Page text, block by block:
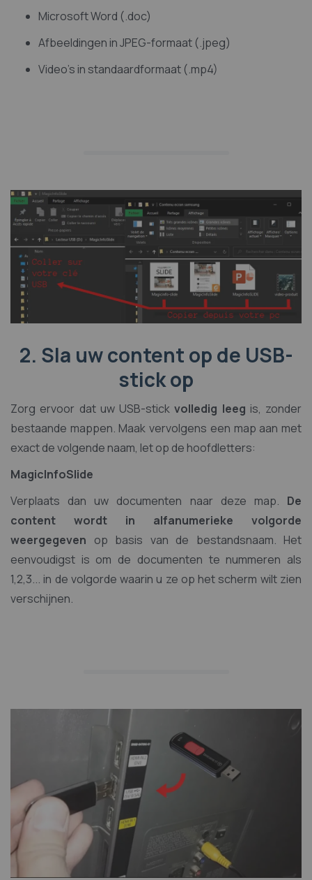
Microsoft Word (.doc)
Afbeeldingen in JPEG-formaat (.jpeg)
Video's in standaardformaat (.mp4)
2. Sla uw content op de USB-
stick op
Zorg ervoor dat uw USB-stickvolledig leeg is, zonder
bestaande mappen. Maak vervolgens een map aan met
exact de volgende naam, let op de hoofdletters:
MagicInfoSlide
Verplaats dan uw documenten naar deze map. De
content wordt in alfanumerieke volgorde
weergegeven op basis van de bestandsnaam. Het
eenvoudigst is om de documenten te nummeren als
1,2,3... in de volgorde waarin u ze op het scherm wilt zien
verschijnen.